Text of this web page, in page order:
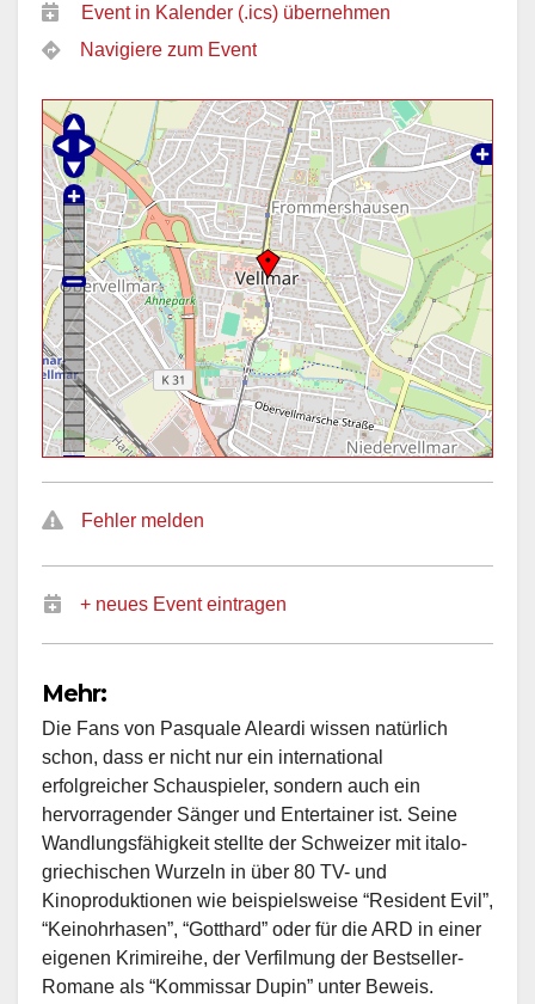
Event in Kalender (.ics) übernehmen
Navigiere zum Event
Fehler melden
+ neues Event eintragen
Mehr:
Die Fans von Pasquale Aleardi wissen natürlich
schon, dass er nicht nur ein international
erfolgreicher Schauspieler, sondern auch ein
hervorragender Sänger und Entertainer ist. Seine
Wandlungsfähigkeit stellte der Schweizer mit italo-
griechischen Wurzeln in über 80 TV- und
Kinoproduktionen wie beispielsweise “Resident Evil”,
“Keinohrhasen”, “Gotthard” oder für die ARD in einer
eigenen Krimireihe, der Verfilmung der Bestseller-
Romane als “Kommissar Dupin” unter Beweis.